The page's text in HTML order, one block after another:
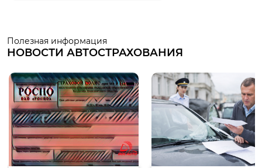
Полезная информация
НОВОСТИ АВТОСТРАХОВАНИЯ